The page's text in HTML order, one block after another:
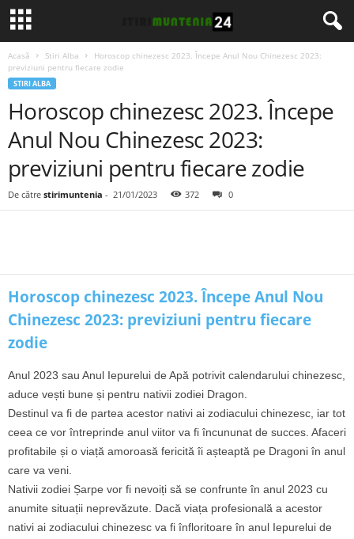
Acasă Stiri Alba
Horoscop chinezesc 2023. Începe Anul Nou Chinezesc 2023:
previziuni pentru fiecare zodie
STIRI ALBA
Horoscop chinezesc 2023. Începe
Anul Nou Chinezesc 2023:
previziuni pentru fiecare zodie
De către stirimuntenia - 21/01/2023 372 0
Horoscop chinezesc 2023. Începe Anul Nou
Chinezesc 2023: previziuni pentru fiecare
zodie
Anul 2023 sau Anul Iepurelui de Apă potrivit calendarului chinezesc,
aduce vești bune și pentru nativii zodiei Dragon.
Destinul va fi de partea acestor nativi ai zodiacului chinezesc, iar tot
ceea ce vor întreprinde anul viitor va fi încununat de succes. Afaceri
profitabile și o viață amoroasă fericită îi așteaptă pe Dragoni în anul
care va veni.
Nativii zodiei Șarpe vor fi nevoiți să se confrunte în anul 2023 cu
anumite situații neprevăzute. Dacă viața profesională a acestor
nativi ai zodiacului chinezesc va fi înfloritoare în anul Iepurelui de